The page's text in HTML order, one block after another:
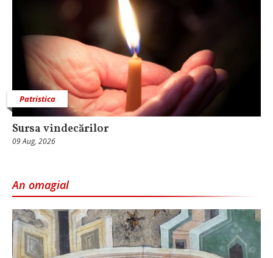
Patristica
Sursa vindecărilor
09 Aug, 2026
An omagial